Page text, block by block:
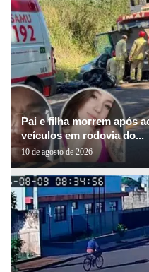
Pai e filha morrem após
veículos em rodovia do...
10 de agosto de 2026